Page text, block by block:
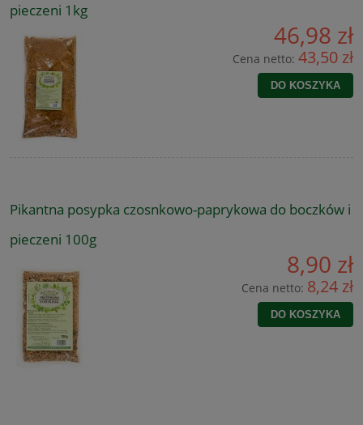
pieczeni 1kg
46,98 zł
Cena netto: 43,50 zł
DO KOSZYKA
Pikantna posypka czosnkowo-paprykowa do boczków i
pieczeni 100g
8,90 zł
Cena netto: 8,24 zł
DO KOSZYKA